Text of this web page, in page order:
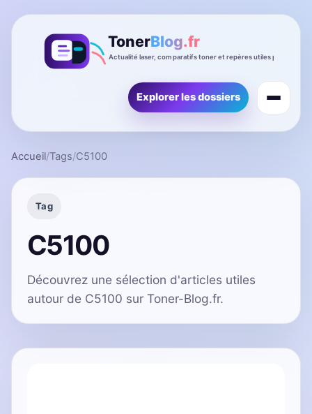
Explorer les dossiers
Accueil/Tags/C5100
Tag
C5100
Découvrez une sélection d'articles utiles
autour de C5100 sur Toner-Blog.fr.